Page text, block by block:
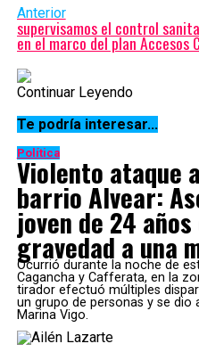
Anterior
supervisamos el control
en el marco del plan Accesos
Continuar Leyendo
Te podría interesar...
Política
Violento ataque
barrio Alvear:
joven de 24
gravedad a una
Ocurrió durante la noche de
Cagancha y Cafferata, en la
tirador efectuó múltiples
un grupo de personas y se dio
Marina Vigo.